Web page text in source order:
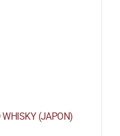
WHISKY (JAPON)